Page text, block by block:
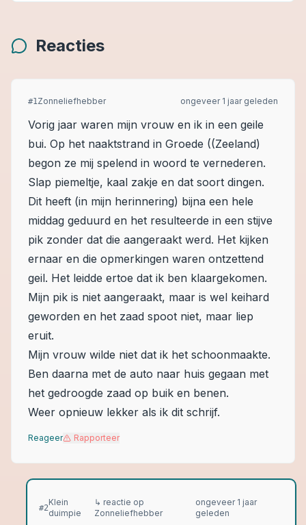
Reacties
#1Zonneliefhebber ongeveer 1 jaar geleden
Vorig jaar waren mijn vrouw en ik in een geile
bui. Op het naaktstrand in Groede ((Zeeland)
begon ze mij spelend in woord te vernederen.
Slap piemeltje, kaal zakje en dat soort dingen.
Dit heeft (in mijn herinnering) bijna een hele
middag geduurd en het resulteerde in een stijve
pik zonder dat die aangeraakt werd. Het kijken
ernaar en die opmerkingen waren ontzettend
geil. Het leidde ertoe dat ik ben klaargekomen.
Mijn pik is niet aangeraakt, maar is wel keihard
geworden en het zaad spoot niet, maar liep
eruit.
Mijn vrouw wilde niet dat ik het schoonmaakte.
Ben daarna met de auto naar huis gegaan met
het gedroogde zaad op buik en benen.
Weer opnieuw lekker als ik dit schrijf.
Reageer Rapporteer
#2
Klein
duimpie
↳ reactie op
Zonneliefhebber
ongeveer 1 jaar
geleden